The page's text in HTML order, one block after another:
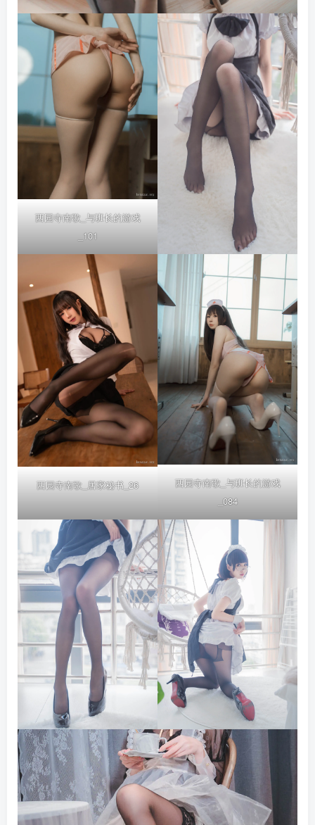
西园寺南歌_与班长的游戏
_101
西园寺南歌_居家秘书_26
西园寺南歌_与班长的游戏
_084